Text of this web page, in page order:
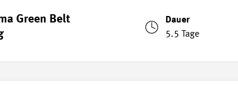
Green Belt
Dauer
5.5 Tage